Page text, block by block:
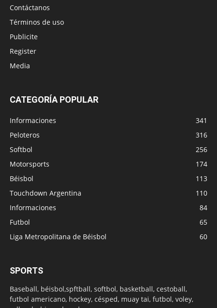
Contáctanos
Términos de uso
Publicite
Register
Media
CATEGORÍA POPULAR
Informaciones
341
Peloteros
316
Softbol
256
Motorsports
174
Béisbol
113
Touchdown Argentina
110
Informaciones
84
Futbol
65
Liga Metropolitana de Béisbol
60
SPORTS
Baseball, béisbol,spftball, softbol, basketball, cestoball,
futbol americano, hockey, césped, muay tai, futbol, voley,